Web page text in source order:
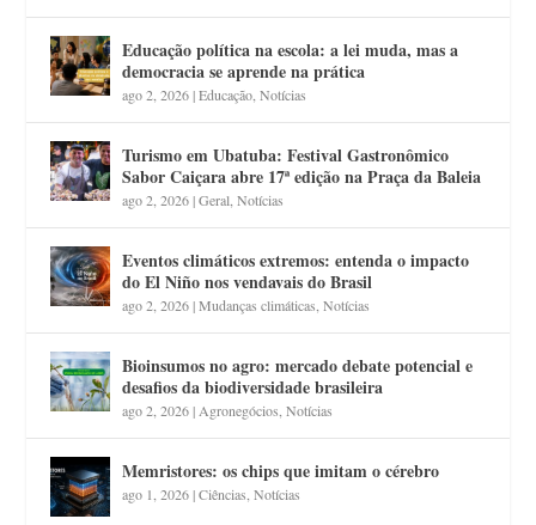
Educação política na escola: a lei muda, mas a
democracia se aprende na prática
ago 2, 2026|Educação ,Notícias
Turismo em Ubatuba: Festival Gastronômico
Sabor Caiçara abre 17ª edição na Praça da Baleia
ago 2, 2026|Geral ,Notícias
Eventos climáticos extremos: entenda o impacto
do El Niño nos vendavais do Brasil
ago 2, 2026|Mudanças climáticas ,Notícias
Bioinsumos no agro: mercado debate potencial e
desafios da biodiversidade brasileira
ago 2, 2026| Agronegócios ,Notícias
Memristores: os chips que imitam o cérebro
ago 1, 2026|Ciências ,Notícias